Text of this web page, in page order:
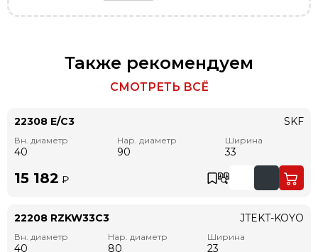
Также рекомендуем
СМОТРЕТЬ ВСЁ
22308 E/C3
Вн. диаметр
40
Нар. диаметр
90
Ширина
33
SKF
15 182 ₽
22208 RZKW33C3
Вн. диаметр
40
Нар. диаметр
80
Ширина
23
JTEKT-KOYO